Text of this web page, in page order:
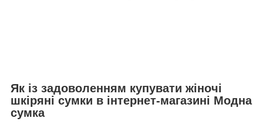
Як із задоволенням купувати жіночі
шкіряні сумки в інтернет-магазині Модна
сумка